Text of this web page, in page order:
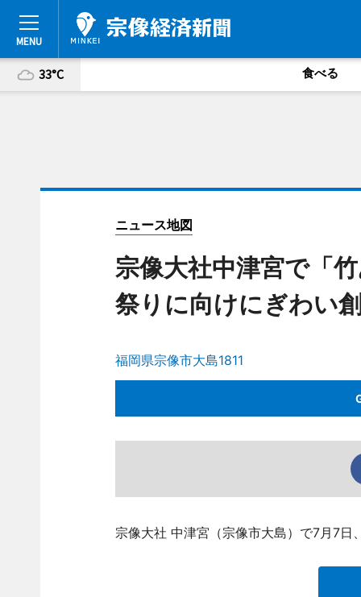
33°C 食べる
ニュース地図
宗像大社中津宮で「
祭りに向けにぎわい
福岡県宗像市大島1811
宗像大社 中津宮（宗像市大島）で7月7